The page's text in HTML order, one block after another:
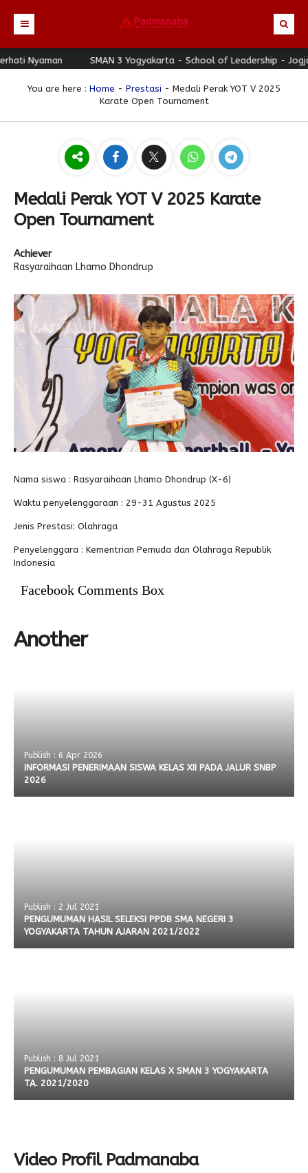
Beranda
Profil
Struktur Organisasi
Pengumuman
Guru & Karyawan
Karya Siswa
Padstory
Antologi Puisi 1
Antologi Puisi 2
Antologi Puisi 3
Antologi Puisi 4
Antologi Cerpen B.Inggris
Kegiatan Kemitraan
Bulletin
Majalah Progresif
Event Padmanaba
Penbes 2026
PPDB
Alumni
Nyaman SMAN 3 Yogyakarta - School of Leadership - Jogja
You are here : Home - Prestasi - Medali Perak YOT V 2025
Karate Open Tournament
Medali Perak YOT V 2025 Karate
Open Tournament
Achiever
Rasyaraihaan Lhamo Dhondrup
Nama siswa : Rasyaraihaan Lhamo Dhondrup (X-6)
Waktu penyelenggaraan : 29-31 Agustus 2025
Jenis Prestasi: Olahraga
Penyelenggara : Kementrian Pemuda dan Olahraga Republik
Indonesia
Facebook Comments Box
Another
Publish : 6 Apr 2026
INFORMASI PENERIMAAN SISWA KELAS XII PADA JALUR SNBP
2026
Publish : 2 Jul 2021
PENGUMUMAN HASIL SELEKSI PPDB SMA NEGERI 3
YOGYAKARTA TAHUN AJARAN 2021/2022
Publish : 8 Jul 2021
PENGUMUMAN PEMBAGIAN KELAS X SMAN 3 YOGYAKARTA
TA. 2021/2020
Video Profil Padmanaba